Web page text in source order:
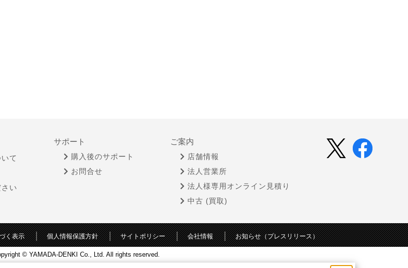
て
い
サポート
購入後のサポート
お問合せ
ご案内
店舗情報
法人営業所
法人様専用オンライン見積り
中古 (買取)
く表示 個人情報保護方針 サイトポリシー 会社情報 お知らせ（プレスリリース）
© YAMADA-DENKI Co., Ltd. All rights reserved.